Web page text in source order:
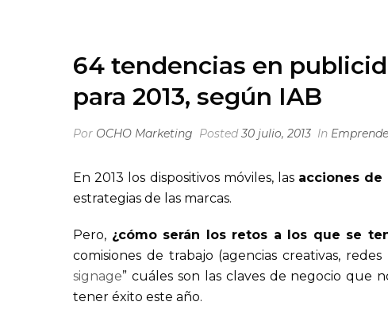
64 tendencias en
para 2013, según IAB
Por OCHO Marketing Posted30 julio, 2013 In
En 2013 los dispositivos móviles, las acciones de
estrategias de las marcas.
Pero, ¿cómo serán los retos a los que se
comisiones de trabajo (agencias creativas,
signage” cuáles son las claves de negocio que
tener éxito este año.